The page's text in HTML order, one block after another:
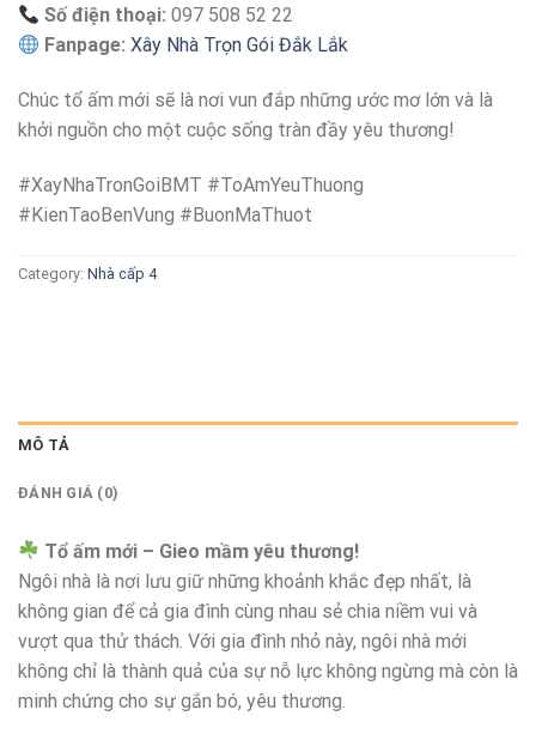
Số điện thoại: 097 508 52 22
Fanpage: Xây Nhà Trọn Gói Đắk Lắk
Chúc tổ ấm mới sẽ là nơi vun đắp những ước mơ lớn và là
khởi nguồn cho một cuộc sống tràn đầy yêu thương!
#XayNhaTronGoiBMT #ToAmYeuThuong
#KienTaoBenVung #BuonMaThuot
Category: Nhà cấp 4
MÔ TẢ
ĐÁNH GIÁ (0)
Tổ ấm mới – Gieo mầm yêu thương!
Ngôi nhà là nơi lưu giữ những khoảnh khắc đẹp nhất, là
không gian để cả gia đình cùng nhau sẻ chia niềm vui và
vượt qua thử thách. Với gia đình nhỏ này, ngôi nhà mới
không chỉ là thành quả của sự nỗ lực không ngừng mà còn là
minh chứng cho sự gắn bó, yêu thương.